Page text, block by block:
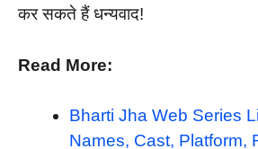
कर सकते हैं धन्यवाद!
Read More:
Bharti Jha Web Series
Names, Cast, Platform,